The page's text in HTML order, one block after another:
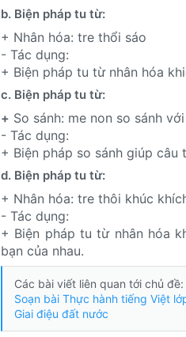
b. Biện pháp tu từ:
+ Nhân hóa: tre thổi sáo
- Tác dụng:
+ Biện pháp tu từ nhân hóa
c. Biện pháp tu từ:
+ So sánh: me non so sánh
- Tác dụng:
+ Biện pháp so sánh giúp
d. Biện pháp tu từ:
+ Nhân hóa: tre thôi khúc
- Tác dụng:
+ Biện pháp tu từ nhân hóa
bạn của nhau.
Các bài viết liên quan tới chủ
Soạn bài Thực hành tiếng Việt
Giai điệu đất nước